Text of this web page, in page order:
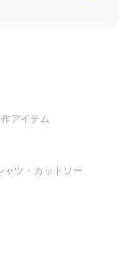
アイテム
ャツ・カットソー